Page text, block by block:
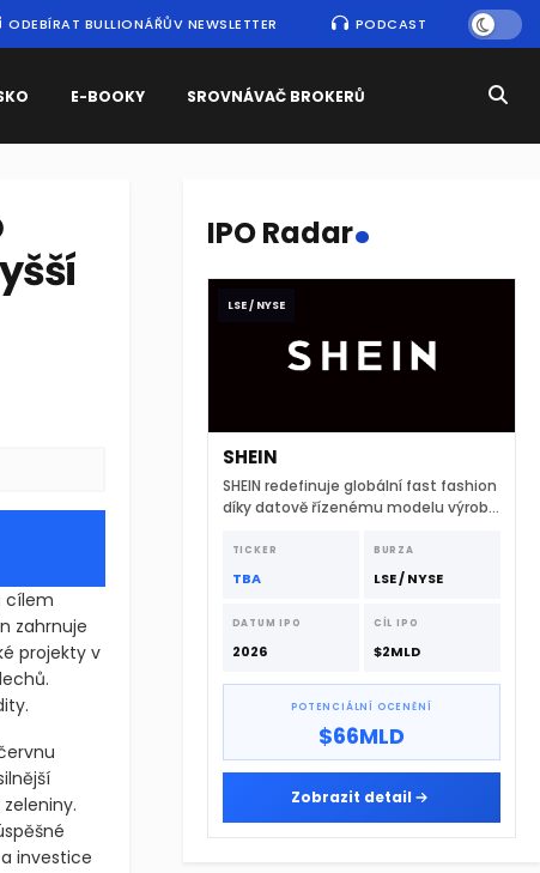
ODEBÍRAT BULLIONÁŘŮV NEWSLETTER PODCAST
E-BOOKY SROVNÁVAČ BROKERŮ
cílem
zahrnuje
projekty v
investice
IPO Radar.
LSE / NYSE
SHEIN
SHEIN redefinuje globální fast fashion
díky datově řízenému modelu výroby
dodavatelskému řetězci.
TICKER
TBA
BURZA
LSE / NYSE
DATUM IPO
2026
CÍL IPO
$2MLD
POTENCIÁLNÍ OCENĚNÍ
$66MLD
Zobrazit detail